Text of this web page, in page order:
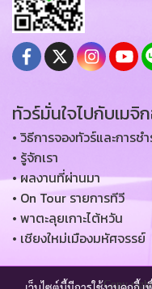
ทัวร์มั่นใจไปกับเมจิ
• วิธีการจองทัวร์และการชำ
• รู้จักเรา
• ผลงานที่ผ่านมา
• On Tour รายการทีวี
• พาตะลุยเกาะไต้หวัน
• เชียงใหม่เมืองมหัศจรรย์
Copy